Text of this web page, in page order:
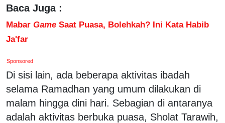
Baca Juga :
Mabar Game Saat Puasa, Bolehkah? Ini Kata Habib
Ja'far
Sponsored
Di sisi lain, ada beberapa aktivitas ibadah
selama Ramadhan yang umum dilakukan di
malam hingga dini hari. Sebagian di antaranya
adalah aktivitas berbuka puasa, Sholat Tarawih,